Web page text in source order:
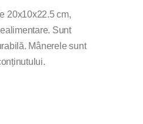
20x10x22.5 cm,
Sunt
Mânerele sunt